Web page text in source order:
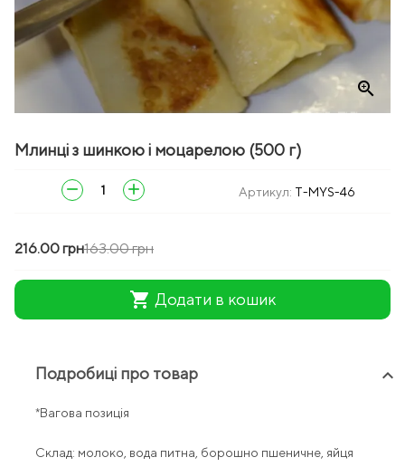
zoom_in
Млинці з шинкою і моцарелою (500 г)
remove add Артикул: T-MYS-46
216.00 грн163.00 грн
shopping_cart Додати в кошик
Подробиці про товар keyboard_arrow_up
*Вагова позиція
Склад: молоко, вода питна, борошно пшеничне, яйця